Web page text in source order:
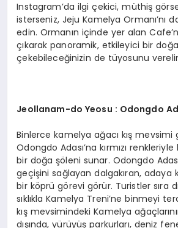
Instagram’da ilgi çekici, müthiş
isterseniz, Jeju Kamelya Ormanı’nı
edin. Ormanın içinde yer alan
çıkarak panoramik, etkileyici bir
çekebileceğinizin de tüyosunu
Jeollanam-do Yeosu : Odongdo
Binlerce kamelya ağacı kış mevsimi
Odongdo Adası’na kırmızı
bir doğa şöleni sunar. Odongdo
geçişini sağlayan dalgakıran, adaya
bir köprü görevi görür. Turistler sıra
sıklıkla Kamelya Treni’ne binmeyi
kış mevsimindeki Kamelya
dışında, yürüyüş parkurları, deniz